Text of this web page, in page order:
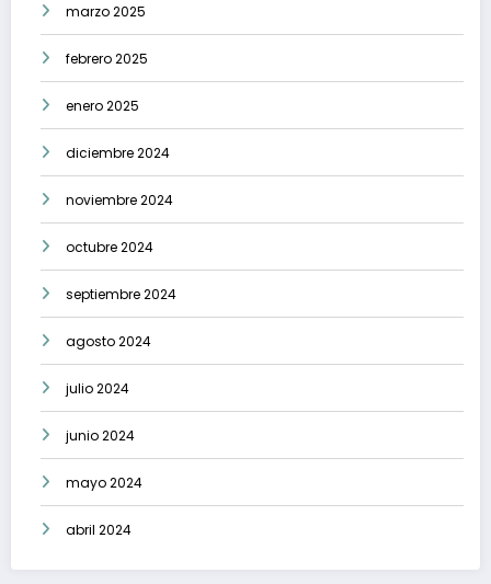
marzo 2025
febrero 2025
enero 2025
diciembre 2024
noviembre 2024
octubre 2024
septiembre 2024
agosto 2024
julio 2024
junio 2024
mayo 2024
abril 2024